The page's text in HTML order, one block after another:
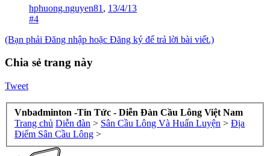
hphuong.nguyen81 , 13/4/13
#4
(Bạn phải Đăng nhập hoặc Đăng ký để trả lời bài viết.)
Chia sẻ trang này
Tweet
Vnbadminton -Tin Tức - Diễn Đàn Cầu Lông Việt Nam
Trang chủ Diễn đàn > Sân Cầu Lông Và Huấn Luyện > Địa
Điểm Sân Cầu Lông >